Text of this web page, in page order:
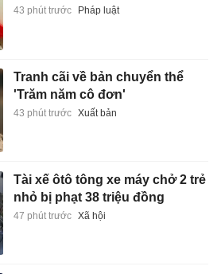
43 phút trước Pháp luật
Tranh cãi về bản chuyển thể
'Trăm năm cô đơn'
43 phút trước Xuất bản
Tài xế ôtô tông xe máy chở 2 trẻ
nhỏ bị phạt 38 triệu đồng
47 phút trước Xã hội